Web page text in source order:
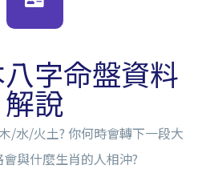
字命盤資料
解說
/水/火土? 你何時會轉下一段大
會與什麼生肖的人相沖?